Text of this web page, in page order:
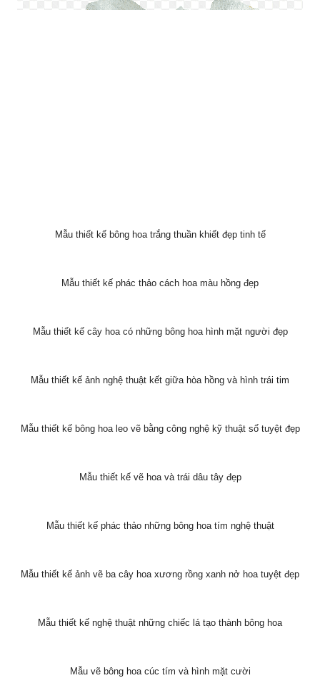
Mẫu thiết kế bông hoa trắng thuần khiết đẹp tinh tế
Mẫu thiết kế phác thảo cách hoa màu hồng đẹp
Mẫu thiết kế cây hoa có những bông hoa hình mặt người đẹp
Mẫu thiết kế ảnh nghệ thuật kết giữa hòa hồng và hình trái tim
Mẫu thiết kế bông hoa leo vẽ bằng công nghệ kỹ thuật số tuyệt đẹp
Mẫu thiết kế vẽ hoa và trái dâu tây đẹp
Mẫu thiết kế phác thảo những bông hoa tím nghệ thuật
Mẫu thiết kế ảnh vẽ ba cây hoa xương rồng xanh nở hoa tuyệt đẹp
Mẫu thiết kế nghệ thuật những chiếc lá tạo thành bông hoa
Mẫu vẽ bông hoa cúc tím và hình mặt cười